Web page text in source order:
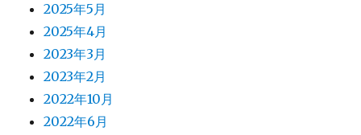
2025年5月
2025年4月
2023年3月
2023年2月
2022年10月
2022年6月